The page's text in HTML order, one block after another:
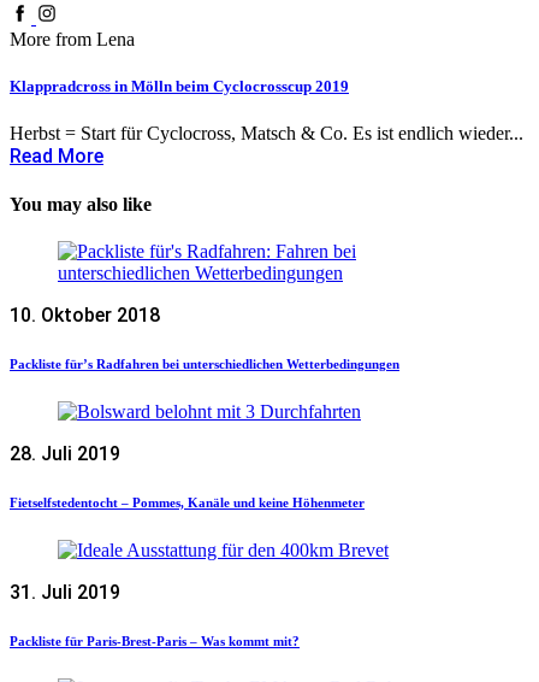
More from Lena
Klappradcross in Mölln beim Cyclocrosscup 2019
Herbst = Start für Cyclocross, Matsch & Co. Es ist endlich wieder...
Read More
You may also like
10. Oktober 2018
Packliste für’s Radfahren bei unterschiedlichen Wetterbedingungen
28. Juli 2019
Fietselfstedentocht – Pommes, Kanäle und keine Höhenmeter
31. Juli 2019
Packliste für Paris-Brest-Paris – Was kommt mit?